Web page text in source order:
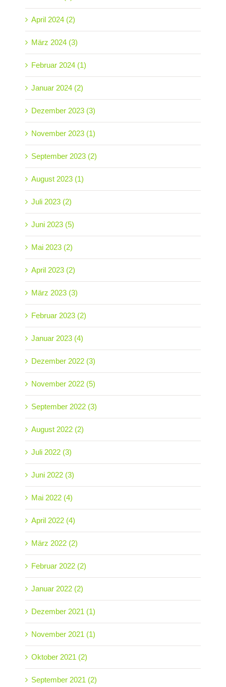
April 2024 (2)
März 2024 (3)
Februar 2024 (1)
Januar 2024 (2)
Dezember 2023 (3)
November 2023 (1)
September 2023 (2)
August 2023 (1)
Juli 2023 (2)
Juni 2023 (5)
Mai 2023 (2)
April 2023 (2)
März 2023 (3)
Februar 2023 (2)
Januar 2023 (4)
Dezember 2022 (3)
November 2022 (5)
September 2022 (3)
August 2022 (2)
Juli 2022 (3)
Juni 2022 (3)
Mai 2022 (4)
April 2022 (4)
März 2022 (2)
Februar 2022 (2)
Januar 2022 (2)
Dezember 2021 (1)
November 2021 (1)
Oktober 2021 (2)
September 2021 (2)